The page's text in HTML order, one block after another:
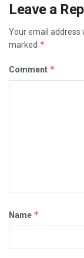
Leave a
Your email address
marked *
Comment *
Name *